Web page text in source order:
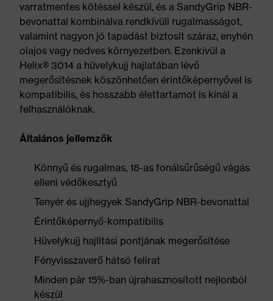
varratmentes kötéssel készül, és a SandyGrip NBR-
bevonattal kombinálva rendkívüli rugalmasságot,
valamint nagyon jó tapadást biztosít száraz, enyhén
olajos vagy nedves környezetben. Ezenkívül a
Helix® 3014 a hüvelykujj hajlatában lévő
megerősítésnek köszönhetően érintőképernyővel is
kompatibilis, és hosszabb élettartamot is kínál a
felhasználóknak.
Általános jellemzők
Könnyű és rugalmas, 18-as fonálsűrűségű vágás
elleni védőkesztyű
Tenyér és ujjhegyek SandyGrip NBR-bevonattal
Érintőképernyő-kompatibilis
Hüvelykujj hajlítási pontjának megerősítése
Fényvisszaverő hátsó felirat
Minden pár 15%-ban újrahasznosított nejlonból
készül